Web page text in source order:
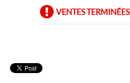
VENTES TERMINÉES